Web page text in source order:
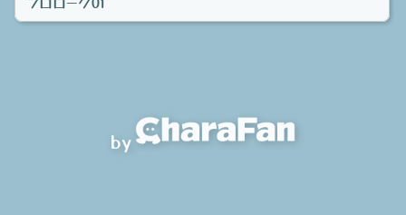
プロローグ01
by